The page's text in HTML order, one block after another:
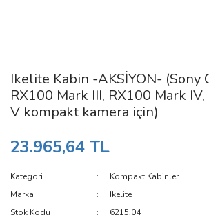
Ikelite Kabin -AKSİYON- (Sony
RX100 Mark III, RX100 Mark
V kompakt kamera için)
23.965,64 TL
Kategori
Kompakt Kabinler
Marka
Ikelite
Stok Kodu
6215.04